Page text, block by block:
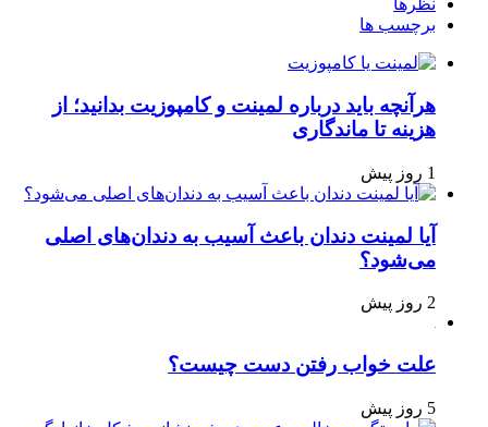
نظرها
برچسب ها
هرآنچه باید درباره لمینت و کامپوزیت بدانید؛ از
هزینه تا ماندگاری
1 روز پیش
آیا لمینت دندان باعث آسیب به دندان‌های اصلی
می‌شود؟
2 روز پیش
علت خواب رفتن دست چیست؟
5 روز پیش